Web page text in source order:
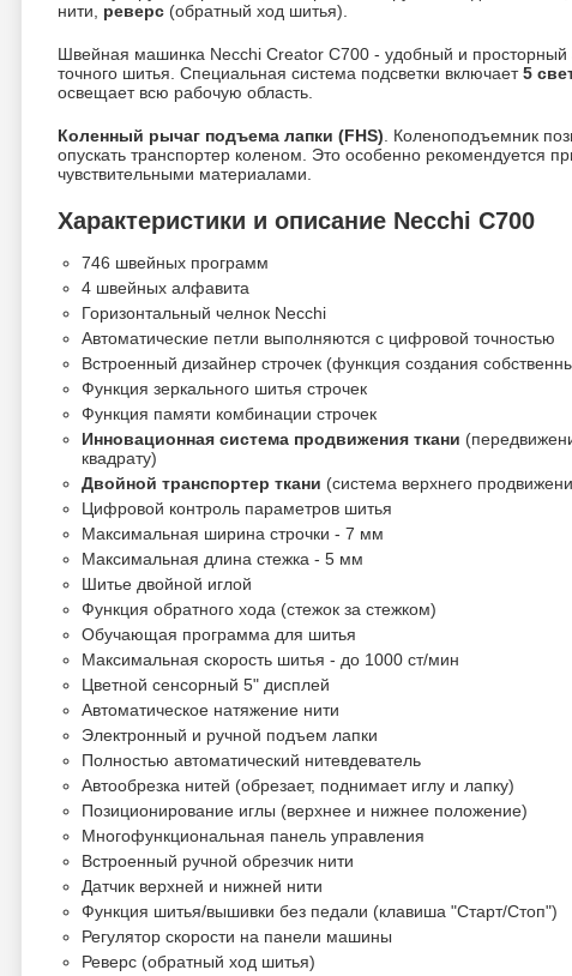
нити, реверс (обратный ход шитья).
Швейная машинка Necchi Creator C700 - удобный и просторный
точного шитья. Специальная система подсветки включает5
освещает всю рабочую область.
Коленный рычаг подъема лапки (FHS) . Коленоподъемник
опускать транспортер коленом. Это особенно рекомендуется
чувствительными материалами.
Характеристики и описание Necchi C700
746 швейных программ
4 швейных алфавита
Горизонтальный челнок Necchi
Автоматические петли выполняются с цифровой точностью
Встроенный дизайнер строчек (функция создания
Функция зеркального шитья строчек
Функция памяти комбинации строчек
Инновационная система продвижения ткани
квадрату)
Двойной транспортер ткани (система верхнего
Цифровой контроль параметров шитья
Максимальная ширина строчки - 7 мм
Максимальная длина стежка - 5 мм
Шитье двойной иглой
Функция обратного хода (стежок за стежком)
Обучающая программа для шитья
Максимальная скорость шитья - до 1000 ст/мин
Цветной сенсорный 5" дисплей
Автоматическое натяжение нити
Электронный и ручной подъем лапки
Полностью автоматический нитевдеватель
Автообрезка нитей (обрезает, поднимает иглу и лапку)
Позиционирование иглы (верхнее и нижнее положение)
Многофункциональная панель управления
Встроенный ручной обрезчик нити
Датчик верхней и нижней нити
Функция шитья/вышивки без педали (клавиша "Старт/Стоп")
Регулятор скорости на панели машины
Реверс (обратный ход шитья)